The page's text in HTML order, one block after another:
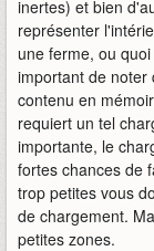
inertes) et bien
représenter
une ferme, ou
important de noter
contenu en
requiert un tel
importante, le
fortes chances de
trop petites vous
de chargement.
petites zones.